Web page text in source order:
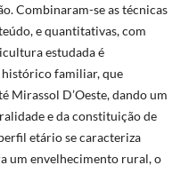
Combinaram-se as técnicas
e quantitativas, com
estudada é
histórico familiar, que
D’Oeste, dando um
e da constituição de
etário se caracteriza
um envelhecimento rural, o